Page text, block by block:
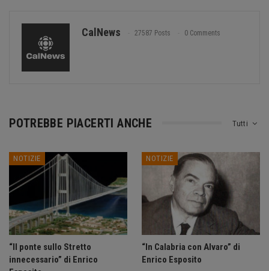
CalNews 27587 Posts 0 Comments
Tutti
POTREBBE PIACERTI ANCHE
NOTIZIE
“Il ponte sullo Stretto
innecessario” di Enrico
NOTIZIE
“In Calabria con Alvaro” di
Enrico Esposito